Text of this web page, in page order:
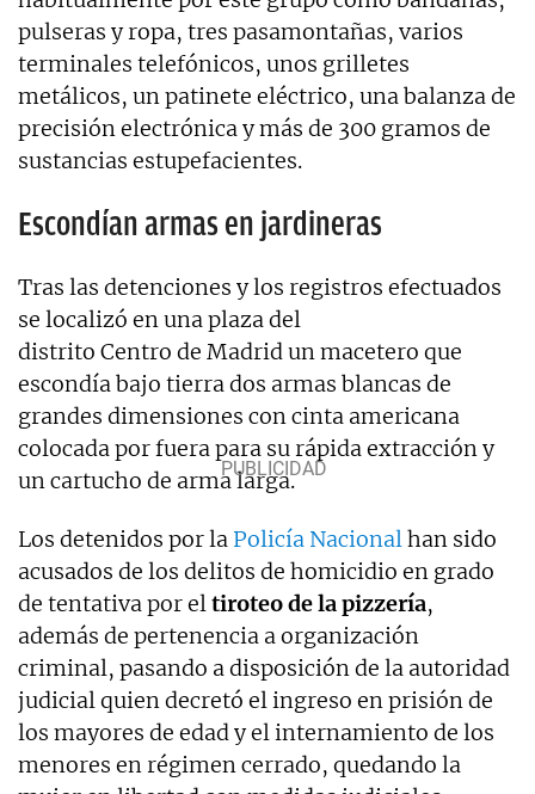
pulseras y ropa, tres pasamontañas, varios
terminales telefónicos, unos grilletes
metálicos, un patinete eléctrico, una balanza de
precisión electrónica y más de 300 gramos de
sustancias estupefacientes.
Escondían armas en jardineras
Tras las detenciones y los registros efectuados
se localizó en una plaza del
distrito Centro de Madrid un macetero que
escondía bajo tierra dos armas blancas de
grandes dimensiones con cinta americana
colocada por fuera para su rápida extracción y
un cartucho de arma larga.
Los detenidos por la Policía Nacionalhan sido
acusados de los delitos de homicidio en grado
de tentativa por eltiroteo de la pizzería,
además de pertenencia a organización
criminal, pasando a disposición de la autoridad
judicial quien decretó el ingreso en prisión de
los mayores de edad y el internamiento de los
menores en régimen cerrado, quedando la